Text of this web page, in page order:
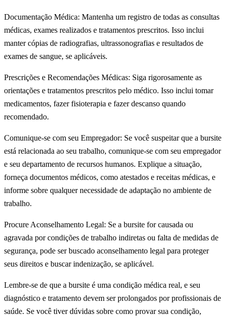
Documentação Médica: Mantenha um registro de todas as consultas
médicas, exames realizados e tratamentos prescritos. Isso inclui
manter cópias de radiografias, ultrassonografias e resultados de
exames de sangue, se aplicáveis.
Prescrições e Recomendações Médicas: Siga rigorosamente as
orientações e tratamentos prescritos pelo médico. Isso inclui tomar
medicamentos, fazer fisioterapia e fazer descanso quando
recomendado.
Comunique-se com seu Empregador: Se você suspeitar que a bursite
está relacionada ao seu trabalho, comunique-se com seu empregador
e seu departamento de recursos humanos. Explique a situação,
forneça documentos médicos, como atestados e receitas médicas, e
informe sobre qualquer necessidade de adaptação no ambiente de
trabalho.
Procure Aconselhamento Legal: Se a bursite for causada ou
agravada por condições de trabalho indiretas ou falta de medidas de
segurança, pode ser buscado aconselhamento legal para proteger
seus direitos e buscar indenização, se aplicável.
Lembre-se de que a bursite é uma condição médica real, e seu
diagnóstico e tratamento devem ser prolongados por profissionais de
saúde. Se você tiver dúvidas sobre como provar sua condição,